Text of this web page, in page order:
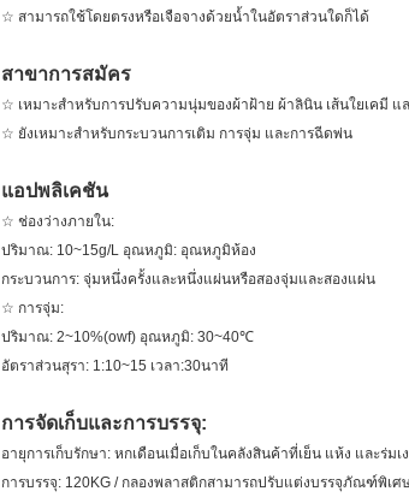
☆ สามารถใช้โดยตรงหรือเจือจางด้วยน้ำในอัตราส่วนใดก็ได้
สาขาการสมัคร
☆ เหมาะสำหรับการปรับความนุ่มของผ้าฝ้าย ผ้าลินิน เส้นใยเคมี แ
☆ ยังเหมาะสำหรับกระบวนการเติม การจุ่ม และการฉีดพ่น
แอปพลิเคชัน
☆ ช่องว่างภายใน:
ปริมาณ: 10~15g/L อุณหภูมิ: อุณหภูมิห้อง
กระบวนการ: จุ่มหนึ่งครั้งและหนึ่งแผ่นหรือสองจุ่มและสองแผ่น
☆ การจุ่ม:
ปริมาณ: 2~10%(owf) อุณหภูมิ: 30~40℃
อัตราส่วนสุรา: 1:10~15 เวลา:30นาที
การจัดเก็บและการบรรจุ:
อายุการเก็บรักษา: หกเดือนเมื่อเก็บในคลังสินค้าที่เย็น แห้ง และร่มเ
การบรรจุ: 120KG / กลองพลาสติกสามารถปรับแต่งบรรจุภัณฑ์พิเศ